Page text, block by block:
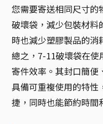
您需要寄送相同尺寸的
破壞袋，減少包裝材料
時也減少塑膠製品的消
總之，7-11破壞袋在
寄件效率。其封口簡便
具備可重複使用的特性
捷，同時也能節約時間